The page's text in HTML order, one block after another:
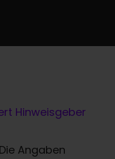
Hinweisgeber
Angaben